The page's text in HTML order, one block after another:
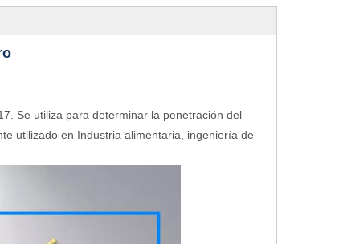
Se utiliza para determinar la penetración del
utilizado en Industria alimentaria, ingeniería de